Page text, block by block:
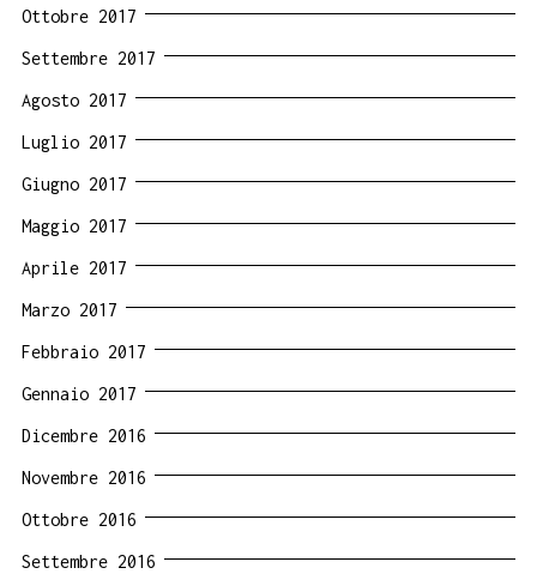
Ottobre 2017
Settembre 2017
Agosto 2017
Luglio 2017
Giugno 2017
Maggio 2017
Aprile 2017
Marzo 2017
Febbraio 2017
Gennaio 2017
Dicembre 2016
Novembre 2016
Ottobre 2016
Settembre 2016